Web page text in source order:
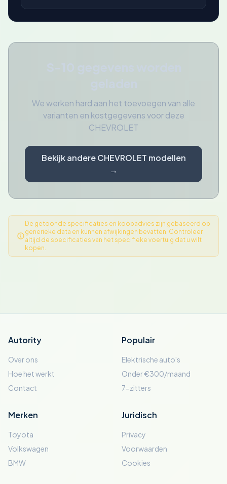
We werken hard aan het toevoegen van alle
varianten en kostgegevens voor deze
CHEVROLET
Bekijk andere CHEVROLET modellen
→
De getoonde specificaties en koopadvies zijn gebaseerd op
generieke data en kunnen afwijkingen bevatten. Controleer
altijd de specificaties van het specifieke voertuig dat u wilt
kopen.
Autority
Over ons
Hoe het werkt
Contact
Populair
Elektrische auto's
Onder €300/maand
7-zitters
Merken
Toyota
Volkswagen
BMW
Juridisch
Privacy
Voorwaarden
Cookies